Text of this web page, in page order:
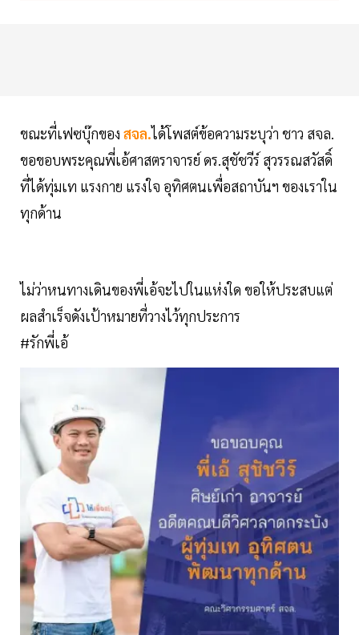
ขณะที่เฟซบุ๊กของ สจล.ได้โพสต์ข้อความระบุว่า ชาว สจล.
ขอขอบพระคุณพี่เอ้ศาสตราจารย์ ดร.สุชัชวีร์ สุวรรณสวัสดิ์
ที่ได้ทุ่มเท แรงกาย แรงใจ อุทิศตนเพื่อสถาบันฯ ของเราใน
ทุกด้าน
ไม่ว่าหนทางเดินของพี่เอ้จะไปในแห่งใด ขอให้ประสบแต่
ผลสำเร็จดังเป้าหมายที่วางไว้ทุกประการ
#รักพี่เอ้